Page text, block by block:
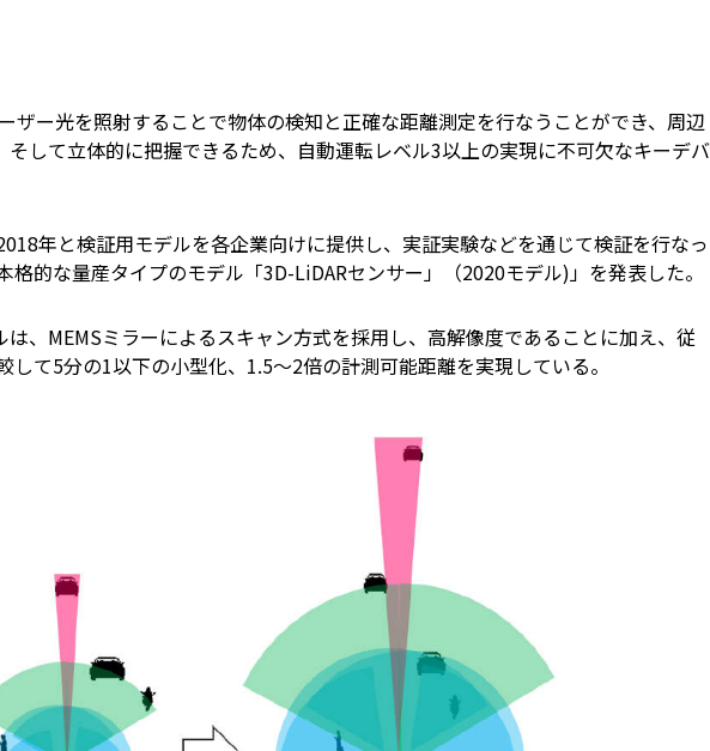
ザー光を照射することで物体の検知と正確な距離測定を行なうことができ、周辺
して立体的に把握できるため、自動運転レベル3以上の実現に不可欠なキーデバ
年と検証用モデルを各企業向けに提供し、実証実験などを通じて検証を行なっ
格的な量産タイプのモデル「3D-LiDARセンサー」（2020モデル)」を発表した。
、MEMSミラーによるスキャン方式を採用し、高解像度であることに加え、従
して5分の1以下の小型化、1.5〜2倍の計測可能距離を実現している。